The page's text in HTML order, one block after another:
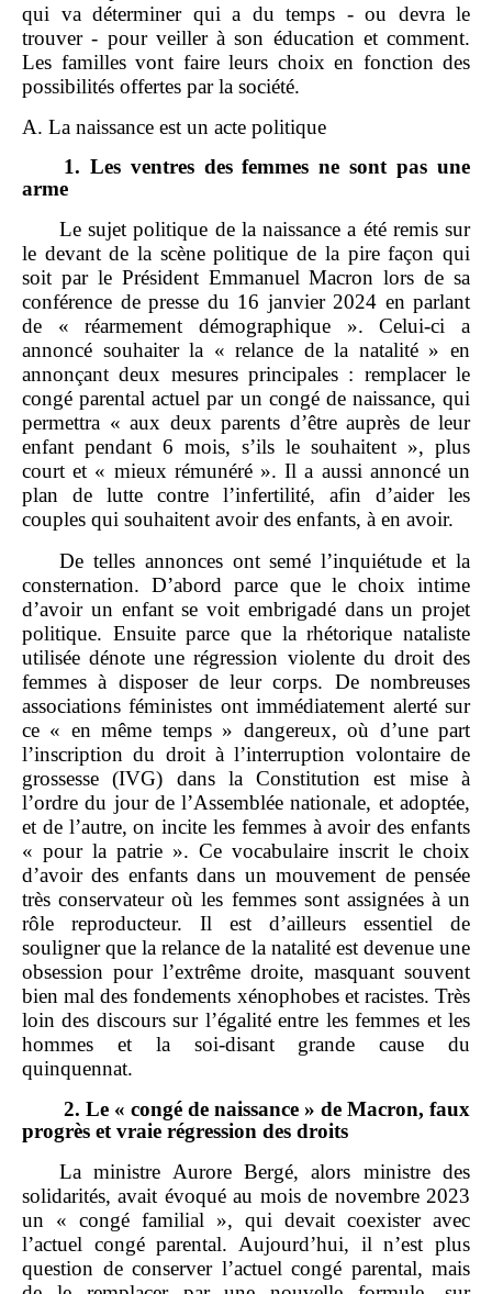
qui va déterminer qui a du temps - ou devra le
trouver - pour veiller à son éducation et comment.
Les familles vont faire leurs choix en fonction des
possibilités offertes par la société.
A. La naissance est un acte politique
1. Les ventres des femmes ne sont pas une
arme
Le sujet politique de la naissance a été remis sur
le devant de la scène politique de la pire façon qui
soit par le Président Emmanuel Macron lors de sa
conférence de presse du 16 janvier 2024 en parlant
de « réarmement démographique ». Celui‑ci a
annoncé souhaiter la « relance de la natalité » en
annonçant deux mesures principales : remplacer le
congé parental actuel par un congé de naissance, qui
permettra « aux deux parents d’être auprès de leur
enfant pendant 6 mois, s’ils le souhaitent », plus
court et « mieux rémunéré ». Il a aussi annoncé un
plan de lutte contre l’infertilité, afin d’aider les
couples qui souhaitent avoir des enfants, à en avoir.
De telles annonces ont semé l’inquiétude et la
consternation. D’abord parce que le choix intime
d’avoir un enfant se voit embrigadé dans un projet
politique. Ensuite parce que la rhétorique nataliste
utilisée dénote une régression violente du droit des
femmes à disposer de leur corps. De nombreuses
associations féministes ont immédiatement alerté sur
ce « en même temps » dangereux, où d’une part
l’inscription du droit à l’interruption volontaire de
grossesse (IVG) dans la Constitution est mise à
l’ordre du jour de l’Assemblée nationale, et adoptée,
et de l’autre, on incite les femmes à avoir des enfants
« pour la patrie ». Ce vocabulaire inscrit le choix
d’avoir des enfants dans un mouvement de pensée
très conservateur où les femmes sont assignées à un
rôle reproducteur. Il est d’ailleurs essentiel de
souligner que la relance de la natalité est devenue une
obsession pour l’extrême droite, masquant souvent
bien mal des fondements xénophobes et racistes. Très
loin des discours sur l’égalité entre les femmes et les
hommes et la soi‑disant grande cause du
quinquennat.
2. Le « congé de naissance » de Macron, faux
progrès et vraie régression des droits
La ministre Aurore Bergé, alors ministre des
solidarités, avait évoqué au mois de novembre 2023
un « congé familial », qui devait coexister avec
l’actuel congé parental. Aujourd’hui, il n’est plus
question de conserver l’actuel congé parental, mais